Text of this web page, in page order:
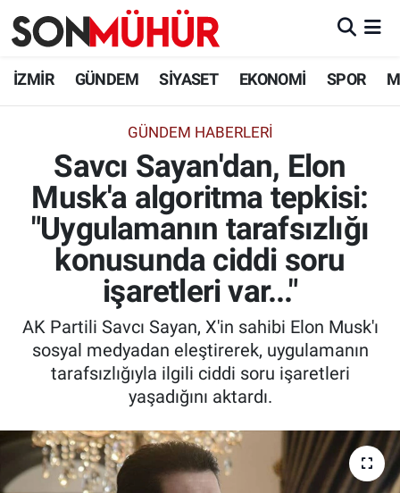
İZMİR GÜNDEM SİYASET EKONOMİ SPOR
GÜNDEM HABERLERI
Savcı Sayan'dan, Elon
Musk'a algoritma tepkisi:
"Uygulamanın tarafsızlığı
konusunda ciddi soru
işaretleri var..."
AK Partili Savcı Sayan, X'in sahibi Elon Musk'ı
sosyal medyadan eleştirerek, uygulamanın
tarafsızlığıyla ilgili ciddi soru işaretleri
yaşadığını aktardı.
İzmir Nöbetçi Eczaneler
İzmir Namaz Vakitleri
İzmir Trafik Yoğunluk Haritası
Süper Lig Puan Durumu ve Fikstür
Tüm Manşetler
Son Dakika Haberleri
Haber Arşivi